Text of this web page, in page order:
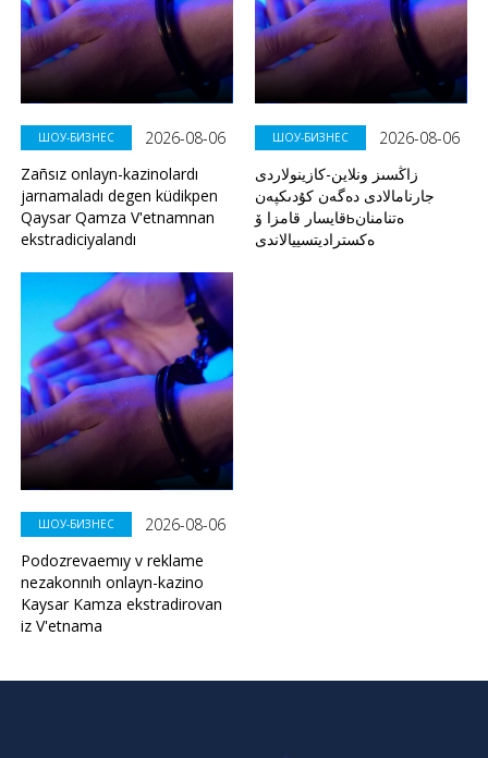
ШОУ-БИЗНЕС
2026-08-06
Zañsız onlayn-kazinolardı
jarnamaladı degen küdikpen
Qaysar Qamza V'etnamnan
ekstradiciyalandı
ШОУ-БИЗНЕС
2026-08-06
زاڭسىز ونلاين-كازينولاردى
جارنامالادى دەگەن كۇدىكپەن
قايسار قامزا ۆьەتنامنان
ەكستراديتسييالاندى
ШОУ-БИЗНЕС
2026-08-06
Podozrevaemıy v reklame
nezakonnıh onlayn-kazino
Kaysar Kamza ekstradirovan
iz V'etnama